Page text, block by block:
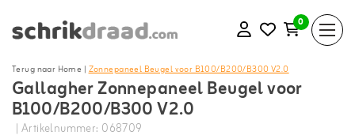
0
Terug naar Home |Zonnepaneel Beugel voor B100/B200/B300 V2.0
Gallagher Zonnepaneel Beugel voor
B100/B200/B300 V2.0
| Artikelnummer: 068709